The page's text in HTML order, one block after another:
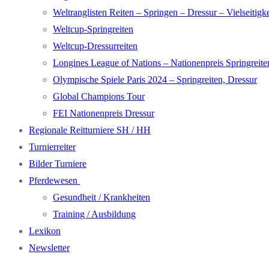
Weltranglisten Reiten – Springen – Dressur –
Weltcup-Springreiten
Weltcup-Dressurreiten
Longines League of Nations – Nationenpreis
Olympische Spiele Paris 2024 – Springreiten, Dressur
Global Champions Tour
FEI Nationenpreis Dressur
Regionale Reitturniere SH / HH
Turnierreiter
Bilder Turniere
Pferdewesen
Gesundheit / Krankheiten
Training / Ausbildung
Lexikon
Newsletter